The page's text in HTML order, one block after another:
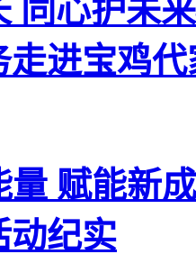
同心护未
走进宝鸡
量 赋能新
动纪实